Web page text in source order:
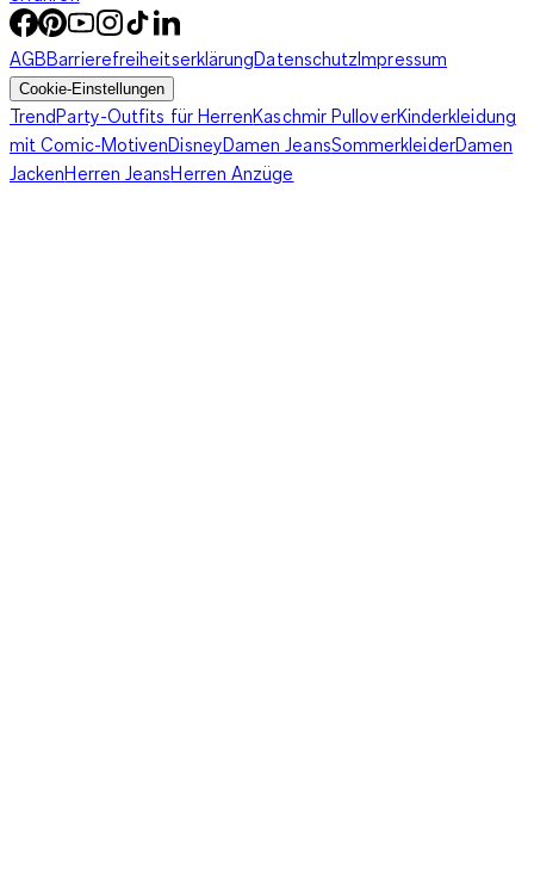
AGBBarrierefreiheitserklärungDatenschutzImpressum
Cookie-Einstellungen
TrendParty-Outfits für HerrenKaschmir PulloverKinderkleidung
mit Comic-MotivenDisneyDamen JeansSommerkleiderDamen
JackenHerren JeansHerren Anzüge